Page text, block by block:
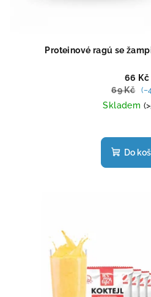
Proteinové ragú se
66 Kč
69 Kč
Skladem
Do